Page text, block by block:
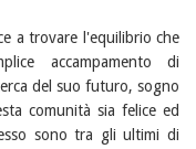
a trovare l'equilibrio che
accampamento di
del suo futuro, sogno
comunità sia felice ed
sono tra gli ultimi di